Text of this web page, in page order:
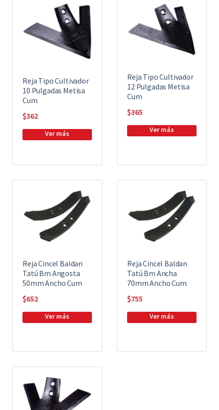
Reja Tipo Cultivador
10 Pulgadas Metisa
Cum
$362
Reja Tipo Cultivador
12 Pulgadas Metisa
Cum
$365
Reja Cincel Baldan
Tatú Bm Angosta
50mm Ancho Cum
$652
Reja Cincel Baldan
Tatú Bm Ancha
70mm Ancho Cum
$755